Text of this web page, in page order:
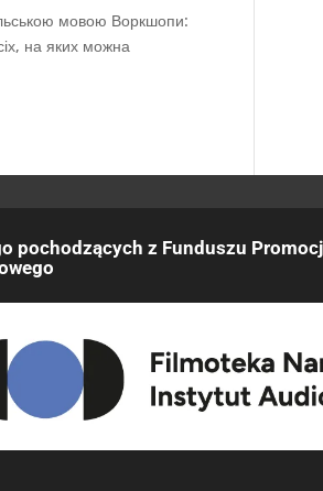
мовою Воркшопи:
на яких можна
pochodzących z Funduszu